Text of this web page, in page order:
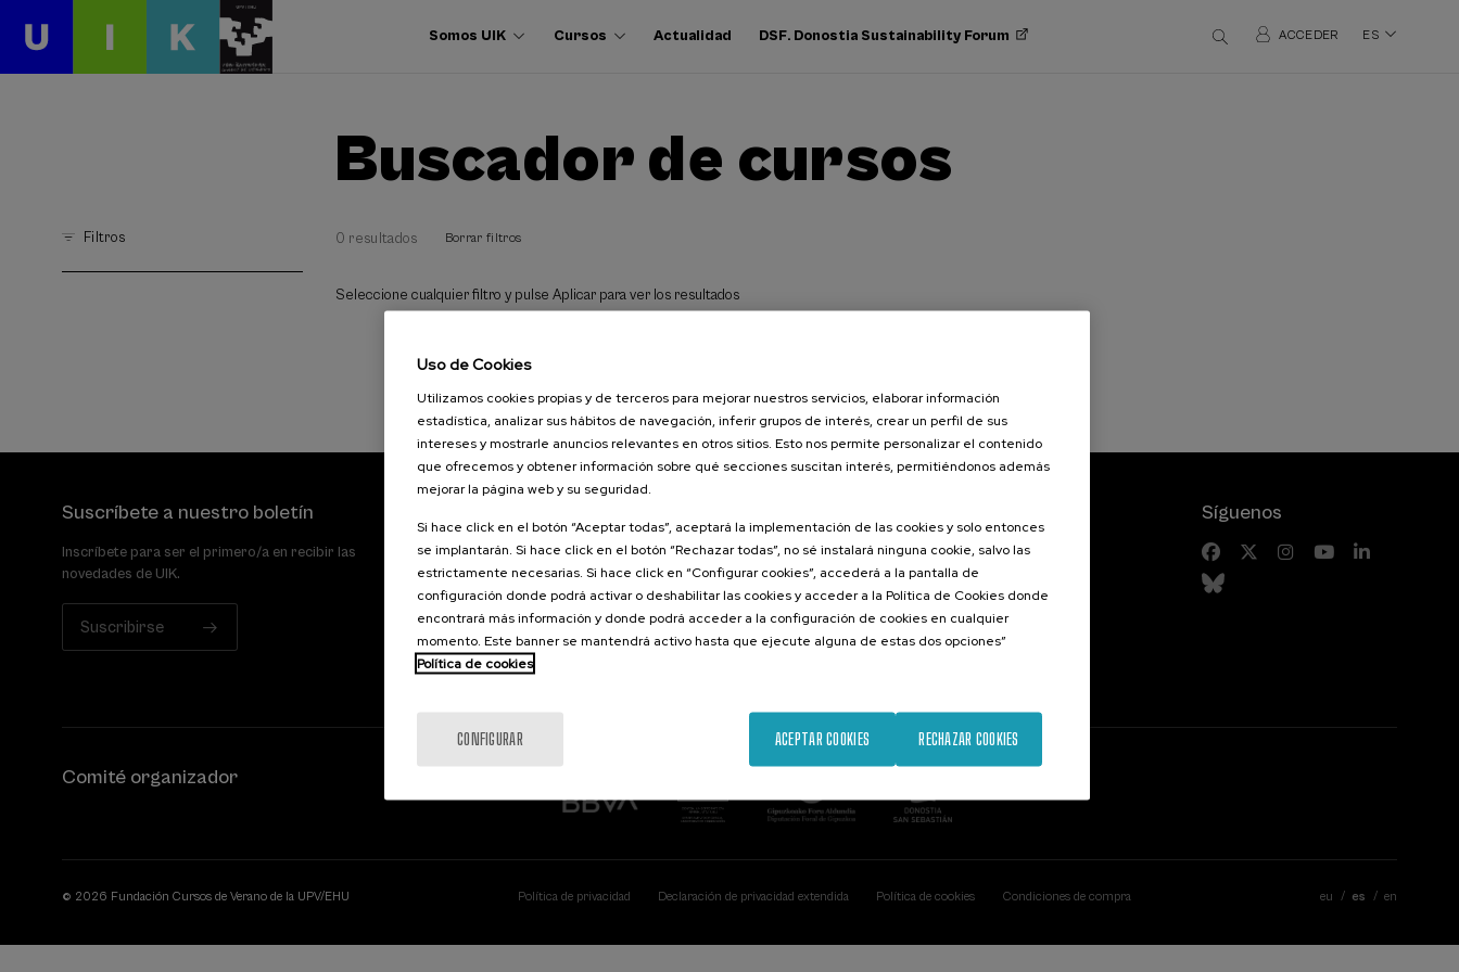
Somos UIK Cursos Actualidad DSF. Donostia Sustainability Forum ACCEDER ES
Buscador de cursos
Filtros 0 resultados Borrar filtros
Seleccione cualquier filtro y pulse Aplicar para ver los resultados
Suscríbete a nuestro boletín
Inscríbete para ser el primero/a en recibir las
novedades de UIK.
Suscribirse
Palacio Miramar
Paseo de Miraconcha, 48
20007 Donostia / San Sebastián
Gipuzkoa, Spain
Contacta con nosotros
Actividades anteriores
Síguenos
Comité organizador
© 2026 Fundación Cursos de Verano de la UPV/EHU Política de privacidad Declaración de privacidad extendida Política de cookies Condiciones de compra eu es en
Uso de Cookies
Utilizamos cookies propias y de terceros para mejorar nuestros servicios, elaborar información
estadística, analizar sus hábitos de navegación, inferir grupos de interés, crear un perfil de sus
intereses y mostrarle anuncios relevantes en otros sitios. Esto nos permite personalizar el contenido
que ofrecemos y obtener información sobre qué secciones suscitan interés, permitiéndonos además
mejorar la página web y su seguridad.
Si hace click en el botón “Aceptar todas”, aceptará la implementación de las cookies y solo entonces
se implantarán. Si hace click en el botón “Rechazar todas”, no sé instalará ninguna cookie, salvo las
estrictamente necesarias. Si hace click en “Configurar cookies”, accederá a la pantalla de
configuración donde podrá activar o deshabilitar las cookies y acceder a la Política de Cookies donde
encontrará más información y donde podrá acceder a la configuración de cookies en cualquier
momento. Este banner se mantendrá activo hasta que ejecute alguna de estas dos opciones”
Política de cookies
CONFIGURAR RECHAZAR COOKIES
ACEPTAR COOKIES